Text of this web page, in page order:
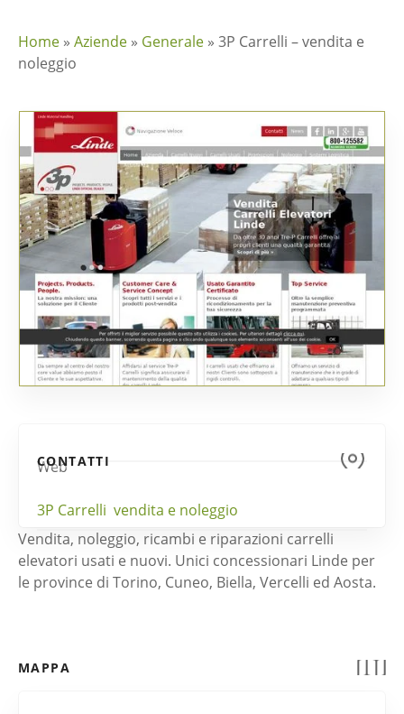
Home » Aziende » Generale » 3P Carrelli – vendita e
noleggio
CONTATTI
Web
3P Carrelli  vendita e noleggio
Vendita, noleggio, ricambi e riparazioni carrelli
elevatori usati e nuovi. Unici concessionari Linde per
le province di Torino, Cuneo, Biella, Vercelli ed Aosta.
MAPPA